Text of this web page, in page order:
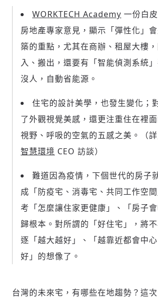
WORKTECH Academy 一份白
房地產專家意見，顯示「彈性化」
築的重點，尤其在商辦、租屋大樓
入、搬出，還要有「智能偵測系統
沒人，自動省能源。
住宅的設計美學，也發生變化；
了外觀視覺美感，還更注重住在裡
視野、呼吸的空氣的五感之美。（
智慧環境 CEO 訪談）
難道因為疫情，下個世代的房子
成「防疫宅、消毒宅、共同工作空
考「怎麼讓住家更健康」、「房子
歸根本。對所謂的「好住宅」，將
逐「越大越好」、「越靠近都會中
好」的想像了。
台灣的未來宅，有哪些在地趨勢？這
存為草稿
規則說明